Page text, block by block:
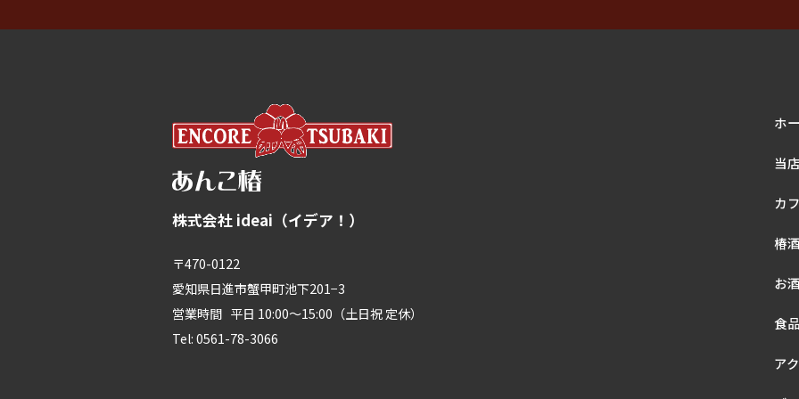
ホ
当
カ
椿
お酒
食品
ア
株式会社 ideai（イデア！）
〒470-0122
愛知県日進市蟹甲町池下201−3
営業時間 平日 10:00～15:00（土日祝 定休）
Tel: 0561-78-3066